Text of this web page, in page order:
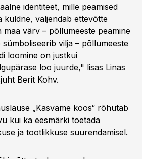
identiteet, mille peamised
kuldne, väljendab ettevõtte
maa värv – põllumeeste peamine
vilja – põllumeeste
loomine on justkui
loo juurde," lisas Linas
Berit Kohv.
„Kasvame koos“ rõhutab
kui ka eesmärki toetada
ja tootlikkuse suurendamisel.